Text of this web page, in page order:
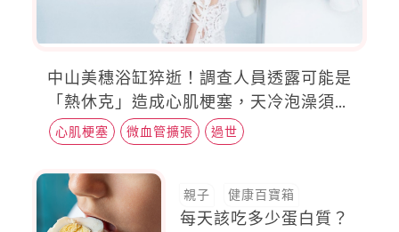
中山美穗浴缸猝逝！調查人員透露可能是
「熱休克」造成心肌梗塞，天冷泡澡須注
意
心肌梗塞 微血管擴張 過世
親子 健康百寶箱
每天該吃多少蛋白質？